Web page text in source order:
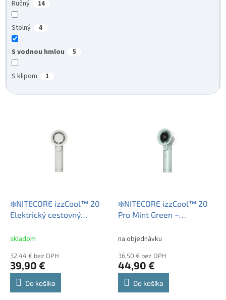
Ručný 14
Stolný 4
S vodnou hmlou 5
S klipom 1
❄️NITECORE izzCool™ 20
Elektrický cestovný
skladom
32,44 € bez DPH
39,90 €
Do košíka
❄️NITECORE izzCool™ 20
Pro Mint Green –
ventilátor s vodnou hmlou
na objednávku
36,50 € bez DPH
44,90 €
Do košíka